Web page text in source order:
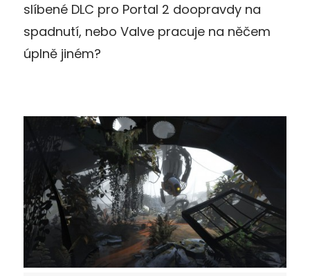
slíbené DLC pro Portal 2 doopravdy na
spadnutí, nebo Valve pracuje na něčem
úplně jiném?